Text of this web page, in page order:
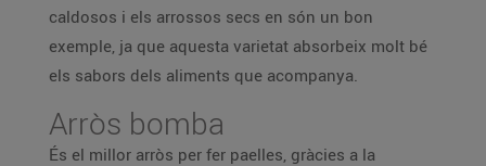
caldosos i els arrossos secs en són un bon
exemple, ja que aquesta varietat absorbeix molt bé
els sabors dels aliments que acompanya.
Arròs bomba
És el millor arròs per fer paelles, gràcies a la